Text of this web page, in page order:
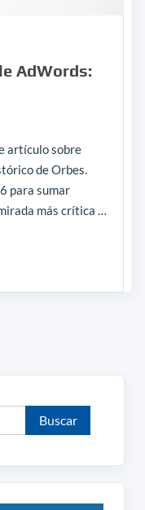
AdWords:
artículo sobre
de Orbes.
para sumar
más crítica …
Buscar: